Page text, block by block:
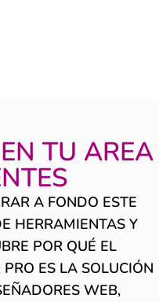
TU AREA
A FONDO ESTE
HERRAMIENTAS Y
POR QUÉ EL
ES LA SOLUCIÓN
WEB,